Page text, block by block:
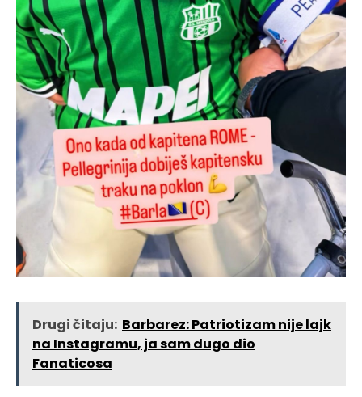
Drugi čitaju: Barbarez: Patriotizam nije lajk
na Instagramu, ja sam dugo dio
Fanaticosa